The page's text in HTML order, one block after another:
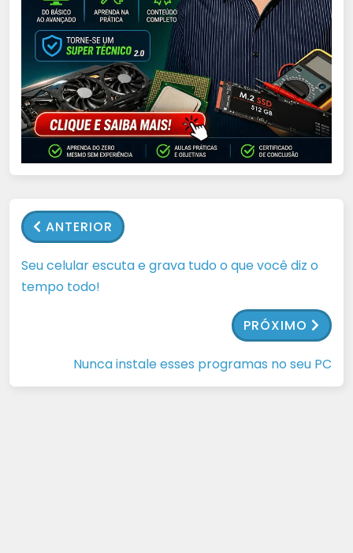
ANTERIOR
Seu celular escuta e grava tudo o que você diz o
tempo todo!
PRÓXIMO
Nunca instale esses programas no seu PC